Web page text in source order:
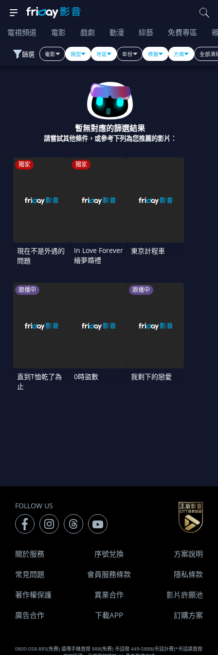
電視頻道 電影 戲劇 動漫 綜藝 免費專區
篩選 電影 類型 地區 年份 標籤 方案 全部清
暫無對應的篩選結果
請嘗試其他條件，或參考下列為您推薦的影片：
獨家
現在不是外遇的
問題
獨家
In Love Forever
繪夢婚禮
東京計程車
跟播中
直到T恤乾了為
止
0時盜數
跟播中
我剩下的戀愛
FOLLOW US
0800-058-885(免費) 遠傳手機直撥 888(免費) 市話撥 449-5888(市話計費)*市話請直撥
關於服務 序號兌換 方案說明
常見問題 會員服務條款 隱私條款
著作權保護 異業合作 影片許願池
廣告合作 下載APP 訂購方案